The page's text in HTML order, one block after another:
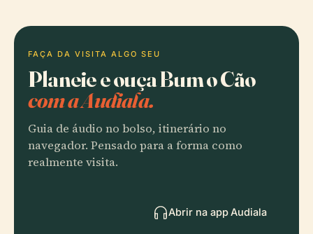
FAÇA DA VISITA ALGO SEU
Planeie e ouça Bum o Cão
com a Audiala.
Guia de áudio no bolso, itinerário no
navegador. Pensado para a forma como
realmente visita.
Abrir na app Audiala